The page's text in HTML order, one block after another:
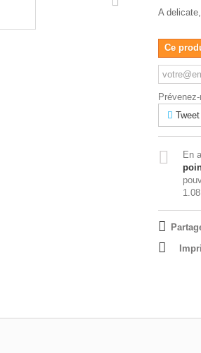
A
Ce
Tweet
En
1.08